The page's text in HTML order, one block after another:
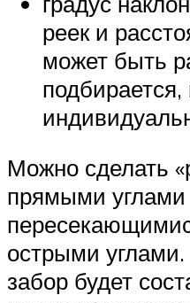
реек и
может быть
подбирается,
Можно сделать
прямыми
острыми
забор будет